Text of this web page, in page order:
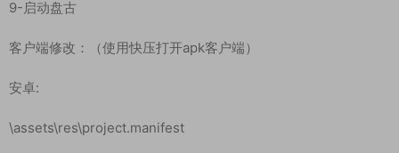
第三步:3-ItemLogServer （点击START）
第四步:4-Run
第五步:5-LoginGate
第六步:6-本地验证